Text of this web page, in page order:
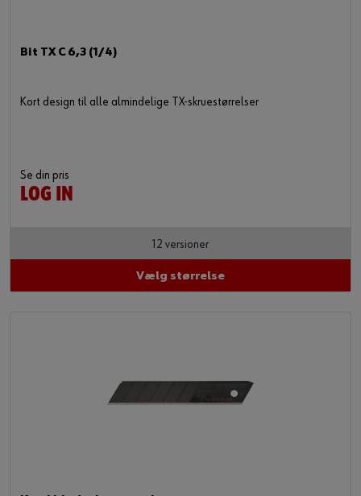
Bit TX C 6,3 (1/4)
Kort design til alle almindelige TX-skruestørrelser
Se din pris
LOG IN
12 versioner
Vælg størrelse